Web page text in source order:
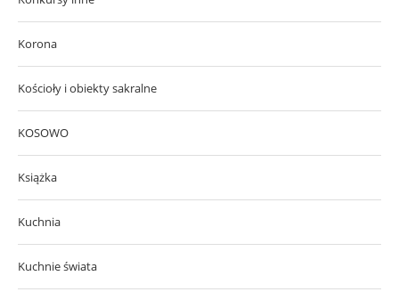
Korona
Kościoły i obiekty sakralne
KOSOWO
Książka
Kuchnia
Kuchnie świata